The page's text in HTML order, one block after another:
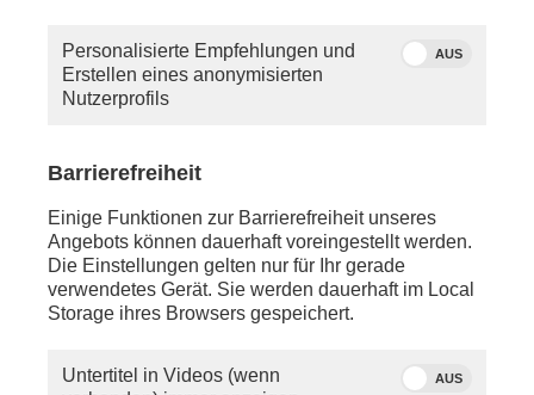
schreiben Sie uns eineE-Mail.
Sie vermissen einen Beitrag? Aufgrund der
PHOENIX.online viele Beiträge nicht mehr so lange
Personalisierte Empfehlungen und
Erstellen eines anonymisierten
Nutzerprofils
AUS
Barrierefreiheit
Einige Funktionen zur Barrierefreiheit unseres
Angebots können dauerhaft voreingestellt werden.
Die Einstellungen gelten nur für Ihr gerade
verwendetes Gerät. Sie werden dauerhaft im Local
Storage ihres Browsers gespeichert.
Untertitel in Videos (wenn
AUS